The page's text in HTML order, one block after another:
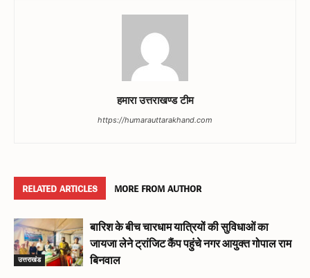
हमारा उत्तराखण्ड टीम
https://humarauttarakhand.com
RELATED ARTICLES MORE FROM AUTHOR
उत्तराखंड
बारिश के बीच चारधाम यात्रियों की सुविधाओं का
जायजा लेने ट्रांजिट कैंप पहुंचे नगर आयुक्त गोपाल राम
बिनवाल